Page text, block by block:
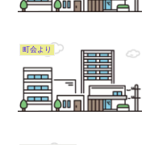
町会より